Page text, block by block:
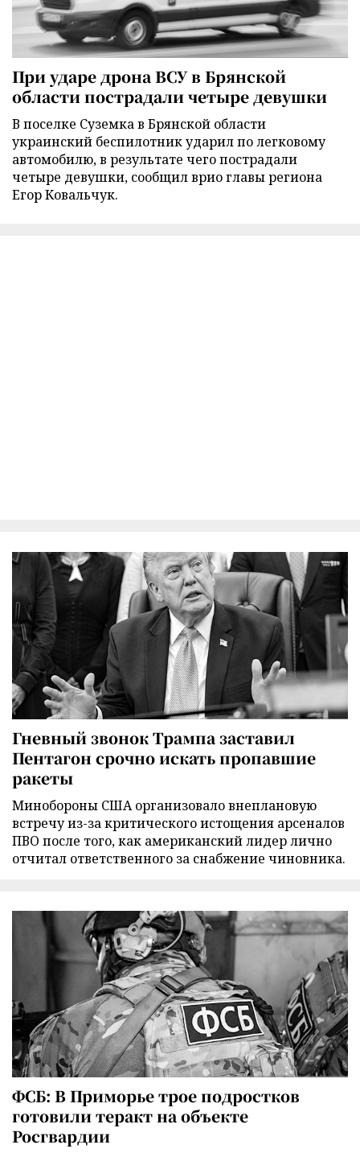
При ударе дрона ВСУ в Брянской
области пострадали четыре девушки
В поселке Суземка в Брянской области
украинский беспилотник ударил по легковому
автомобилю, в результате чего пострадали
четыре девушки, сообщил врио главы региона
Егор Ковальчук.
Гневный звонок Трампа заставил
Пентагон срочно искать пропавшие
ракеты
Минобороны США организовало внеплановую
встречу из-за критического истощения арсеналов
ПВО после того, как американский лидер лично
отчитал ответственного за снабжение чиновника.
ФСБ: В Приморье трое подростков
готовили теракт на объекте
Росгвардии